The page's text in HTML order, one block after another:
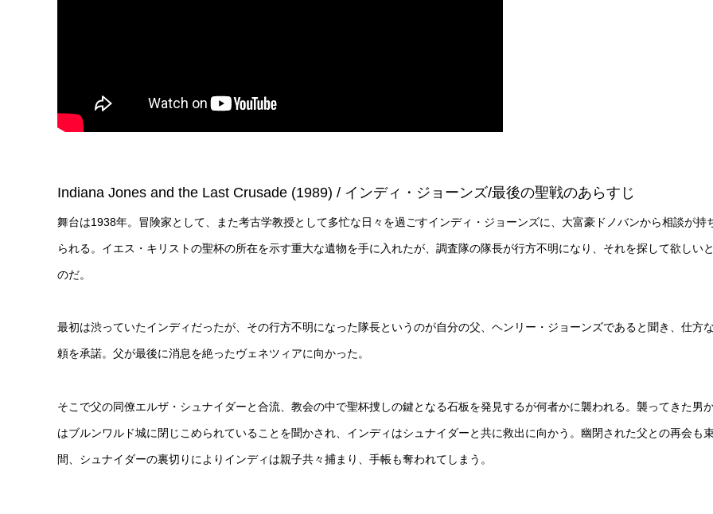
Indiana Jones and the Last Crusade (1989) / インディ・ジョーンズ/最後の聖戦のあらすじ
舞台は1938年。冒険家として、また考古学教授として多忙な日々を過ごすインディ・ジョーンズに、大富豪ドノバンから相談が持
られる。イエス・キリストの聖杯の所在を示す重大な遺物を手に入れたが、調査隊の隊長が行方不明になり、それを探して欲しい
のだ。
最初は渋っていたインディだったが、その行方不明になった隊長というのが自分の父、ヘンリー・ジョーンズであると聞き、仕方
頼を承諾。父が最後に消息を絶ったヴェネツィアに向かった。
そこで父の同僚エルザ・シュナイダーと合流、教会の中で聖杯捜しの鍵となる石板を発見するが何者かに襲われる。襲ってきた男
はブルンワルド城に閉じこめられていることを聞かされ、インディはシュナイダーと共に救出に向かう。幽閉された父との再会も
間、シュナイダーの裏切りによりインディは親子共々捕まり、手帳も奪われてしまう。